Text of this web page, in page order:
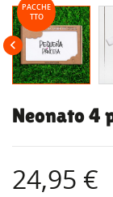
PACCHE
TTO

Neonato 4
24,95 €